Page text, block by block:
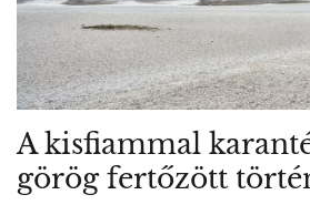
A kisfiammal
görög fertőzött